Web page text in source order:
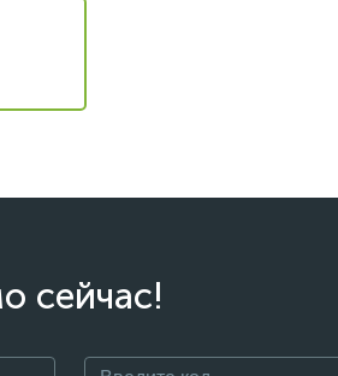
сейчас!